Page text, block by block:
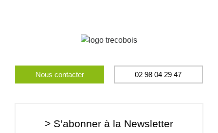
Nous contacter 02 98 04 29 47
> S’abonner à la Newsletter